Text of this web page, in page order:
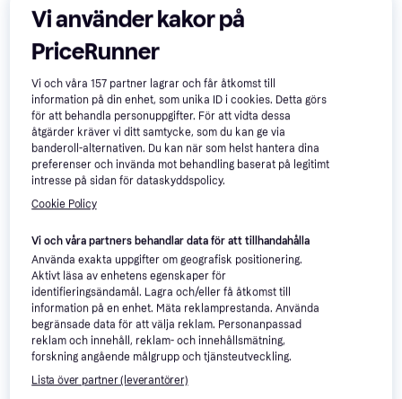
(2022), 10.9-inch, Wi-Fi,
64GB Space Grey
10.9", Apple iPadOS
5 416 kr
3 butiker
8 895 kr
Apple iPad Air M1
(2022), 10.9-inch, Wi-Fi,
64GB Starlight
4.6
10.9", Apple iPadOS
8 775 kr
Från 3 023 kr/mån
1 butik
Apple iPad Air M1
(2022), 10.9-inch, Wi-Fi,
64GB Pink
10.9", Apple iPadOS
8 775 kr
Vi använder kakor på
PriceRunner
Vi och våra157 partner lagrar och får åtkomst till
information på din enhet, som unika ID i cookies. Detta görs
för att behandla personuppgifter. För att vidta dessa
åtgärder kräver vi ditt samtycke, som du kan ge via
banderoll-alternativen. Du kan när som helst hantera dina
preferenser och invända mot behandling baserat på legitimt
intresse på sidan för dataskyddspolicy.
Cookie Policy
Vi och våra partners behandlar data för att tillhandahålla
Använda exakta uppgifter om geografisk positionering.
Aktivt läsa av enhetens egenskaper för
identifieringsändamål. Lagra och/eller få åtkomst till
information på en enhet. Mäta reklamprestanda. Använda
begränsade data för att välja reklam. Personanpassad
reklam och innehåll, reklam- och innehållsmätning,
forskning angående målgrupp och tjänsteutveckling.
Lista över partner (leverantörer)